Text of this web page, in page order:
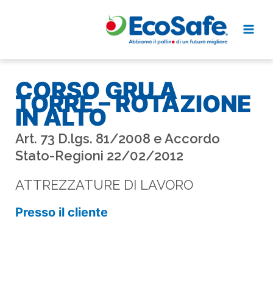
CORSO GRU A
TORRE – ROTAZIONE
IN ALTO
Art. 73 D.lgs. 81/2008 e Accordo
Stato-Regioni 22/02/2012
ATTREZZATURE DI LAVORO
Presso il cliente